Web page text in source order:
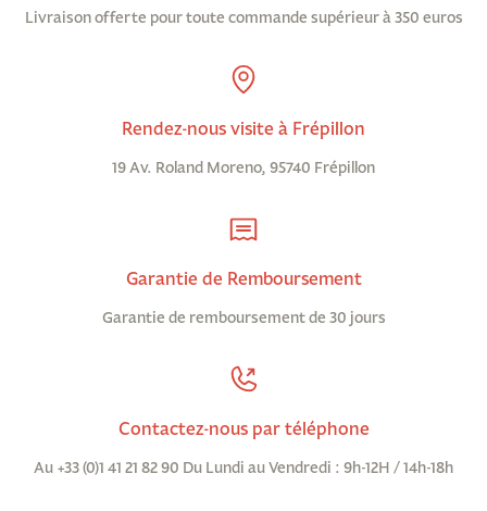
Livraison offerte pour toute commande supérieur à 350 euros
Rendez-nous visite à Frépillon
19 Av. Roland Moreno, 95740 Frépillon
Garantie de Remboursement
Garantie de remboursement de 30 jours
Contactez-nous par téléphone
Au +33 (0)1 41 21 82 90 Du Lundi au Vendredi : 9h-12H / 14h-18h